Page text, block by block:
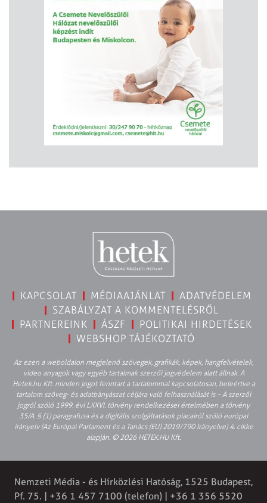
KAPCSOLAT MÉDIAAJÁNLAT
ADATVÉDELEM
SZABÁLYZAT A KOMMENTELÉSRŐL
PARTNEREINK
ÁSZF
POLITIKAI HIRDETÉSEK
WEBSHOP TÁJÉKOZTATÓ
Az ezen a weboldalon megjelenő szövegek, grafikák, képek, hangfelvételek,
video anyagok vagy egyéb tartalmak szerzői jogvédelem alatt állnak. A
Hetek.hu Kft. minden jogot fenntart a tartalommal kapcsolatosan, beleértve a
tartalom szöveg- és adatbányászat céljára való felhasználását is – A szerzői
jogról szóló 1999. évi LXXVI. törvény rendelkezései értelmében a törvény
35/A. § (1) paragrafusa és a digitális szolgáltatások piacairól szóló európai
irányelv (Az Európai Parlament és a Tanács (EU) 2019/790 Irányelve) 4. cikke
alapján. © 2026 HETEK.HU Kft.
Nemzeti Média - és Hírközlési Hatóság, 1525 Budapest,
Pf. 75. | +36 1 457 7100 (telefon) | +36 1 356 5520